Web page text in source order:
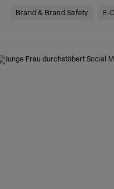
Brand & Brand Safety E-